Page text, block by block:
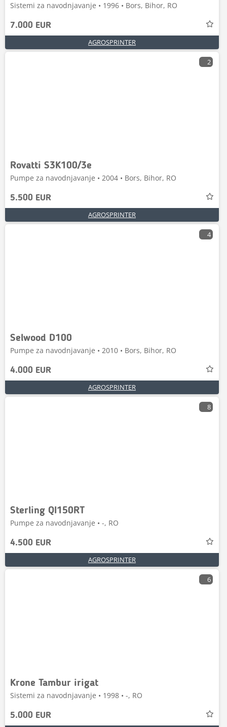
Sistemi za navodnjavanje • 1996 • Bors, Bihor, RO
7.000 EUR
AGROSPRINTER
2
Rovatti S3K100/3e
Pumpe za navodnjavanje • 2004 • Bors, Bihor, RO
5.500 EUR
AGROSPRINTER
4
Selwood D100
Pumpe za navodnjavanje • 2010 • Bors, Bihor, RO
4.000 EUR
AGROSPRINTER
8
Sterling QI150RT
Pumpe za navodnjavanje • -, RO
4.500 EUR
AGROSPRINTER
6
Krone Tambur irigat
Sistemi za navodnjavanje • 1998 • -, RO
5.000 EUR